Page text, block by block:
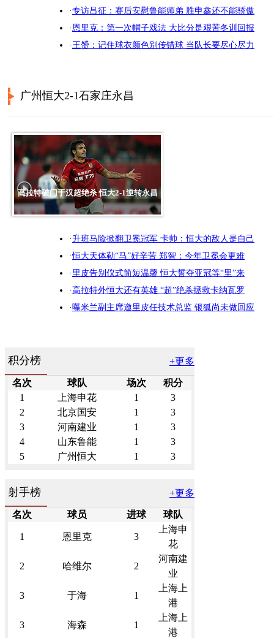
·专访吕征：赛后安慰鲁能师弟 胜申鑫还不能骄傲
·恩里克：第一次帽子戏法 大比分是艰苦冬训回报
·王赟：记住球衣颜色别传错球 当队长要尽心尽力
广州恒大2-1石家庄永昌
高拉特破门于汉超绝杀 恒大2-1逆转永昌
·升班马险掀翻卫冕冠军 卡帅：恒大的敌人是自己
·恒大天体勒“马”好辛苦 郑智：今年卫冕会更难
· 里皮告别仪式简短温馨 恒大誓夺亚冠等“里”来
·高拉特外恒大还有英雄 “超”绝杀拯救卡纳瓦罗
·曝米兰副主席邀里皮任技术总监 银狐尚未做回应
积分榜 +更多
名次 球队 场次
积分
1
上海申花 1
3
2
北京国安 1
3
3
河南建业 1
3
4
山东鲁能 1
3
5
广州恒大 1 3
射手榜 +更多
名次 球员 进球 球队
1 恩里克 3
上海申
花
2 哈维尔 2
河南建
业
3 于海 1
上海上
港
3 海森 1
上海上
港